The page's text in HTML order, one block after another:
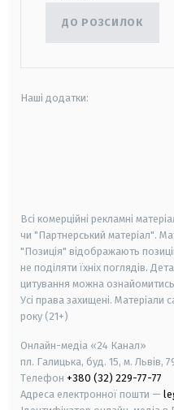
ДО РОЗСИЛОК
Наші додатки:
Всі комерційні рекламні
чи "Партнерський матеріал".
"Позиція" відображають
не поділяти їхніх поглядів.
цитування можна
Усі права захищені. Матеріали
року (21+)
Онлайн-медіа «24 Канал»
пл. Галицька, буд. 15, м. Львів,
Телефон +380 (32) 229-77-77
Адреса електронної пошти —